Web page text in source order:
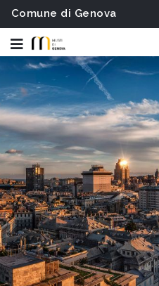
Comune di Genova